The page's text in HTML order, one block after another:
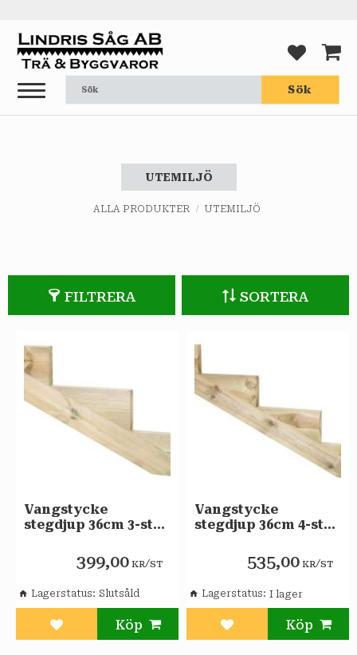
Meny
Sök
UTEMILJÖ
ALLA PRODUKTER UTEMILJÖ
FILTRERA SORTERA
Vangstycke
stegdjup 36cm 3-steg
399,00 KR/ST
Lägg till i favoriter
Lagerstatus Slutsåld
Vangstycke
stegdjup 36cm 4-steg
535,00 KR/ST
Lägg till i favoriter
Lagerstatus